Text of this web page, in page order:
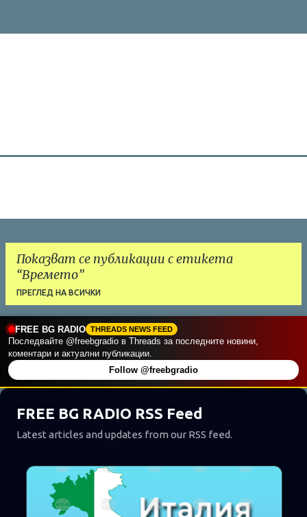
Показват се публикации с етикета
Времето
ПРЕГЛЕД НА ВСИЧКИ
П
у
б
л
FREE BG RADIO THREADS NEWS FEED
Последвайте @freebgradio в Threads за последните новини,
коментари и актуални публикации.
Follow @freebgradio
FREE BG RADIO RSS Feed
Latest articles and updates from our RSS feed.